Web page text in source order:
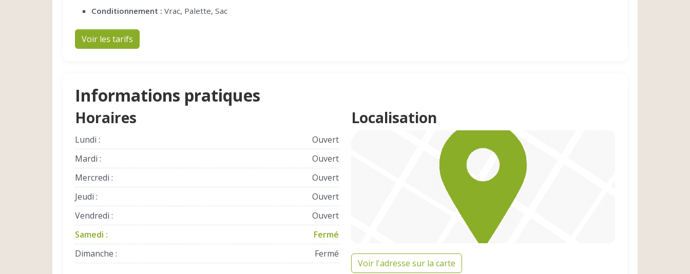
Conditionnement : Vrac, Palette, Sac
Voir les tarifs
Informations pratiques
Horaires
Lundi :
Ouvert
Mardi :
Ouvert
Mercredi :
Ouvert
Jeudi :
Ouvert
Vendredi :
Ouvert
Samedi :
Fermé
Dimanche :
Fermé
Localisation
Voir l'adresse sur la carte